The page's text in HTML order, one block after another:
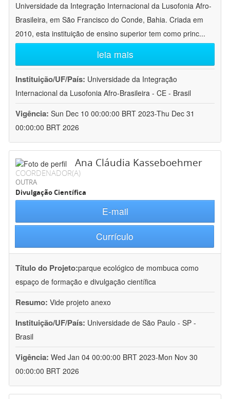
Universidade da Integração Internacional da Lusofonia Afro-
Brasileira, em São Francisco do Conde, Bahia. Criada em
2010, esta instituição de ensino superior tem como princ...
leia mais
Instituição/UF/País: Universidade da Integração
Internacional da Lusofonia Afro-Brasileira - CE - Brasil
Vigência: Sun Dec 10 00:00:00 BRT 2023-Thu Dec 31
00:00:00 BRT 2026
Ana Cláudia Kasseboehmer
COORDENADOR(A)
OUTRA
Divulgação Científica
E-mail
Currículo
Título do Projeto:parque ecológico de mombuca como
espaço de formação e divulgação científica
Resumo: Vide projeto anexo
Instituição/UF/País: Universidade de São Paulo - SP -
Brasil
Vigência: Wed Jan 04 00:00:00 BRT 2023-Mon Nov 30
00:00:00 BRT 2026